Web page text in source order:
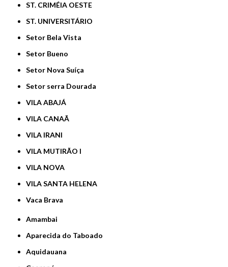
ST. CRIMÉIA OESTE
ST. UNIVERSITÁRIO
Setor Bela Vista
Setor Bueno
Setor Nova Suíça
Setor serra Dourada
VILA ABAJÁ
VILA CANAÃ
VILA IRANI
VILA MUTIRÃO I
VILA NOVA
VILA SANTA HELENA
Vaca Brava
Amambai
Aparecida do Taboado
Aquidauana